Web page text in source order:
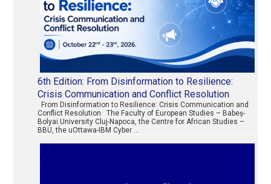
6th Edition: From Disinformation to Resilience:
Crisis Communication and Conflict Resolution
From Disinformation to Resilience: Crisis Communication and
Conflict Resolution The Faculty of European Studies – Babeș-
Bolyai University Cluj-Napoca, the Centre for African Studies –
BBU, the uOttawa-IBM Cyber …